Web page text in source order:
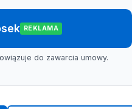
REKLAMA
do zawarcia umowy.